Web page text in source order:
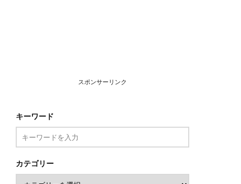
スポンサーリンク
キーワード
カテゴリー